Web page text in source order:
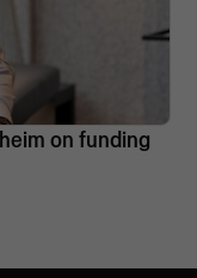
on funding